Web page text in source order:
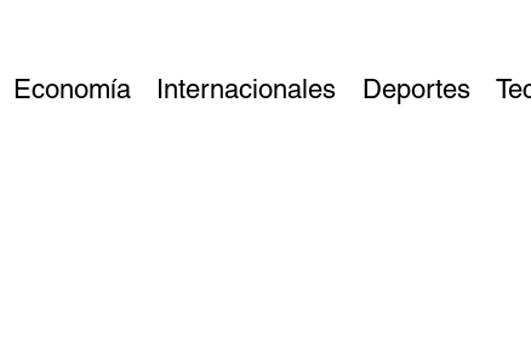
Economía Internacionales Deportes